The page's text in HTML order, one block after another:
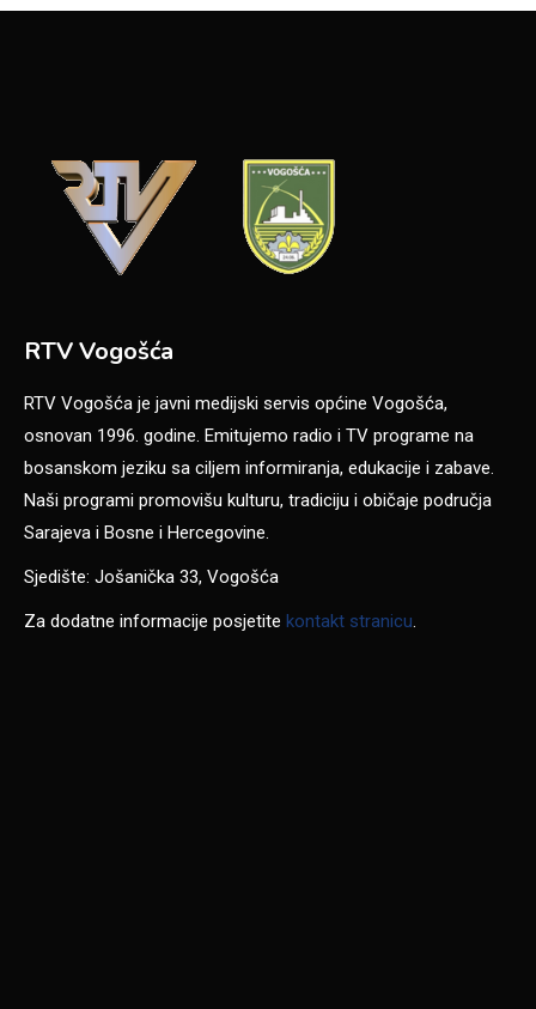
RTV Vogošća
RTV Vogošća je javni medijski servis općine Vogošća,
osnovan 1996. godine. Emitujemo radio i TV programe na
bosanskom jeziku sa ciljem informiranja, edukacije i zabave.
Naši programi promovišu kulturu, tradiciju i običaje područja
Sarajeva i Bosne i Hercegovine.
Sjedište: Jošanička 33, Vogošća
Za dodatne informacije posjetite kontakt stranicu.